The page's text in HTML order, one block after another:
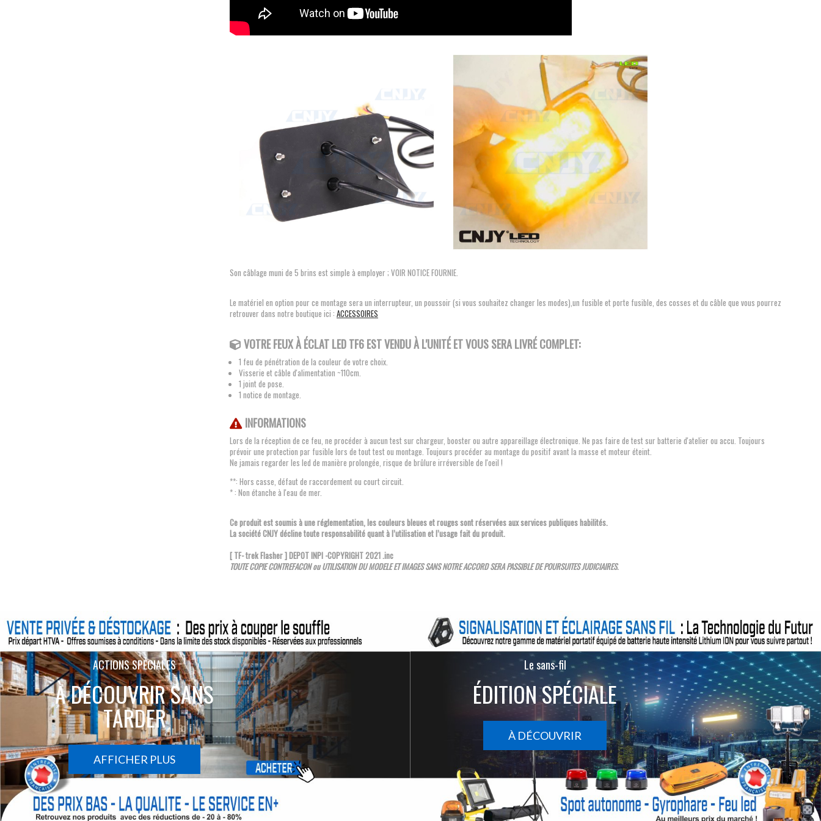
Son câblage muni de 5 brins est simple à employer ; VOIR NOTICE FOURNIE.
Le matériel en option pour ce montage sera un interrupteur, un poussoir (si vous souhaitez changer les modes),un fusible et porte fusible, des cosses et du câble que vous pourrez
retrouver dans notre boutique ici : ACCESSOIRES
VOTRE FEUX À ÉCLAT LED TF6 EST VENDU À L'UNITÉ ET VOUS SERA LIVRÉ COMPLET:
1 feu de pénétration de la couleur de votre choix.
Visserie et câble d'alimentation ~110cm.
1 joint de pose.
1 notice de montage.
INFORMATIONS
Lors de la réception de ce feu, ne procéder à aucun test sur chargeur, booster ou autre appareillage électronique. Ne pas faire de test sur batterie d'atelier ou accu. Toujours
prévoir une protection par fusible lors de tout test ou montage. Toujours procéder au montage du positif avant la masse et moteur éteint.
Ne jamais regarder les led de manière prolongée, risque de brûlure irréversible de l'oeil !
**: Hors casse, défaut de raccordement ou court circuit.
* : Non étanche à l'eau de mer.
Ce produit est soumis à une réglementation, les couleurs bleues et rouges sont réservées aux services publiques habilités.
La société CNJY décline toute responsabilité quant à l’utilisation et l’usage fait du produit.
[ TF- trek Flasher ] DEPOT INPI -COPYRIGHT 2021.inc
TOUTE COPIE CONTREFACON ou UTILISATION DUMODELE ET IMAGES SANS NOTRE ACCORD SERA PASSIBLE DE POURSUITES JUDICIAIRES.
ACTIONS SPÉCIALES
À DÉCOUVRIR SANS
TARDER
AFFICHER PLUS
Le sans-fil
ÉDITION SPÉCIALE
À DÉCOUVRIR